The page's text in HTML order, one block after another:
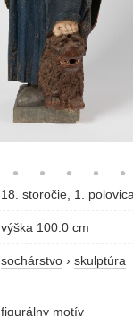
18. storočie, 1.
výška 100.0 cm
sochárstvo › skulptúra
figurálny motív